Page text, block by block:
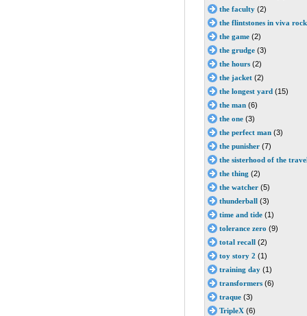
the faculty (2)
the flintstones in viva rock
the game (2)
the grudge (3)
the hours (2)
the jacket (2)
the longest yard (15)
the man (6)
the one (3)
the perfect man (3)
the punisher (7)
the sisterhood of the
the thing (2)
the watcher (5)
thunderball (3)
time and tide (1)
tolerance zero (9)
total recall (2)
toy story 2 (1)
training day (1)
transformers (6)
traque (3)
TripleX (6)